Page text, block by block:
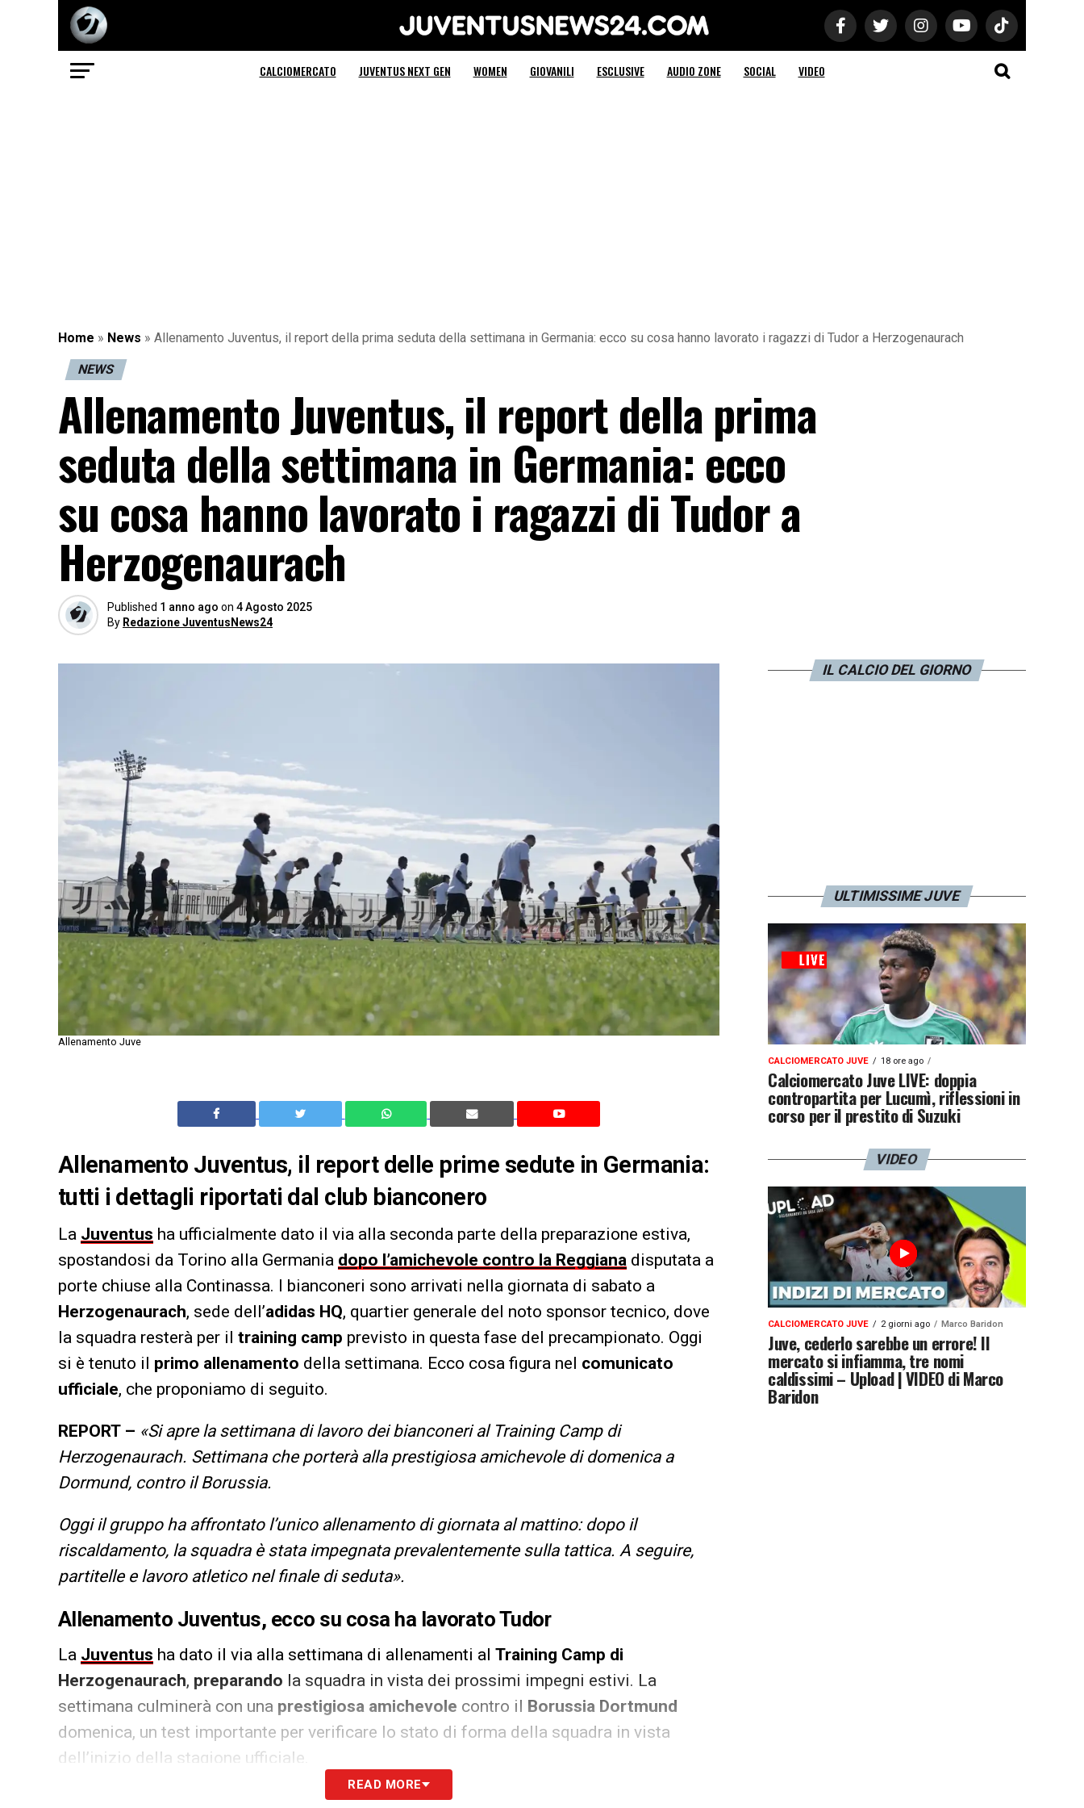
Juventus News 24
CALCIOMERCATO JUVENTUS NEXT GEN WOMEN GIOVANILI ESCLUSIVE AUDIO ZONE SOCIAL VIDEO
Home » News » Allenamento Juventus, il report della prima seduta della settimana in Germania: ecco su cosa hanno lavorato i ragazzi di Tudor a Herzogenaurach
NEWS
Allenamento Juventus, il report della prima
seduta della settimana in Germania: ecco
su cosa hanno lavorato i ragazzi di Tudor a
Herzogenaurach
Published 1 anno ago on 4 Agosto 2025
By Redazione JuventusNews24
Allenamento Juve
Allenamento Juventus, il report delle prime sedute in Germania:
tutti i dettagli riportati dal club bianconero
La Juventus ha ufficialmente dato il via alla seconda parte della preparazione estiva,
spostandosi da Torino alla Germania dopo l’amichevole contro la Reggiana disputata a
porte chiuse alla Continassa. I bianconeri sono arrivati nella giornata di sabato a
Herzogenaurach, sede dell’adidas HQ, quartier generale del noto sponsor tecnico, dove
la squadra resterà per il training camp previsto in questa fase del precampionato. Oggi
si è tenuto il primo allenamento della settimana. Ecco cosa figura nel comunicato
ufficiale, che proponiamo di seguito.
REPORT – «Si apre la settimana di lavoro dei bianconeri al Training Camp di
Herzogenaurach. Settimana che porterà alla prestigiosa amichevole di domenica a
Dormund, contro il Borussia.
Oggi il gruppo ha affrontato l’unico allenamento di giornata al mattino: dopo il
riscaldamento, la squadra è stata impegnata prevalentemente sulla tattica. A seguire,
partitelle e lavoro atletico nel finale di seduta».
Allenamento Juventus, ecco su cosa ha lavorato Tudor
La Juventus ha dato il via alla settimana di allenamenti al Training Camp di
Herzogenaurach, preparando la squadra in vista dei prossimi impegni estivi. La
settimana culminerà con una prestigiosa amichevole contro il Borussia Dortmund
domenica, un test importante per verificare lo stato di forma della squadra in vista
dell’inizio della stagione ufficiale.
Juventus, ibianconerihanno svolto il loro
READ MORE
IL CALCIO DEL GIORNO
ULTIMISSIME JUVE
CALCIOMERCATO JUVE 18 ore ago
Calciomercato Juve LIVE: doppia
contropartita per Lucumì, riflessioni in
corso per il prestito di Suzuki
VIDEO
CALCIOMERCATO JUVE 2 giorni ago Marco Baridon
Juve, cederlo sarebbe un errore! Il
mercato si infiamma, tre nomi
caldissimi – Upload | VIDEO di Marco
Baridon